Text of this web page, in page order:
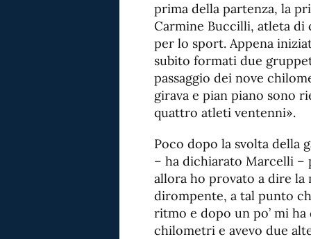
prima della partenza, la
Carmine Buccilli, atleta di
per lo sport. Appena
subito formati due
passaggio dei nove
girava e pian piano sono
quattro atleti ventenni».
Poco dopo la svolta della
– ha dichiarato Marcelli –
allora ho provato a dire la
dirompente, a tal punto
ritmo e dopo un po’ mi
chilometri e avevo due